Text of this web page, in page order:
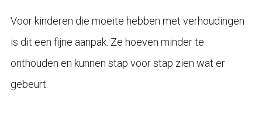
Voor kinderen die moeite hebben met verhoudingen
is dit een fijne aanpak. Ze hoeven minder te
onthouden en kunnen stap voor stap zien wat er
gebeurt.